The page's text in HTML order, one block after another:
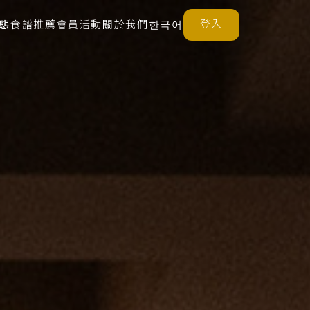
食譜推薦 會員活動 關於我們 한국어 登入